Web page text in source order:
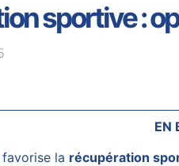
sportive :
EN
la récupération